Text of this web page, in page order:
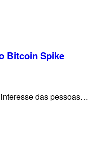
Bitcoin Spike
das pessoas…